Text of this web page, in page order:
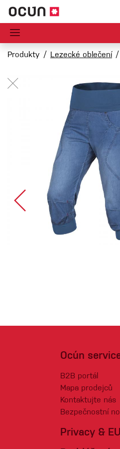
Produkty Lezecké oblečení
Ocún
B2B portál
Mapa prodejců
Kontaktujte nás
Bezpečnostní
Privacy &